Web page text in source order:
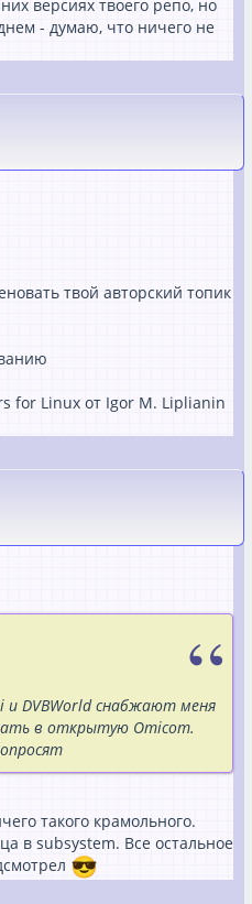
версиях твоего репо, но
- думаю, что ничего не
твой авторский топик
for Linux от Igor M. Liplianin
DVBWorld снабжают меня
в открытую Omicom.
такого крамольного.
в subsystem. Все остальное